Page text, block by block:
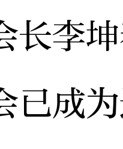
长李
已成